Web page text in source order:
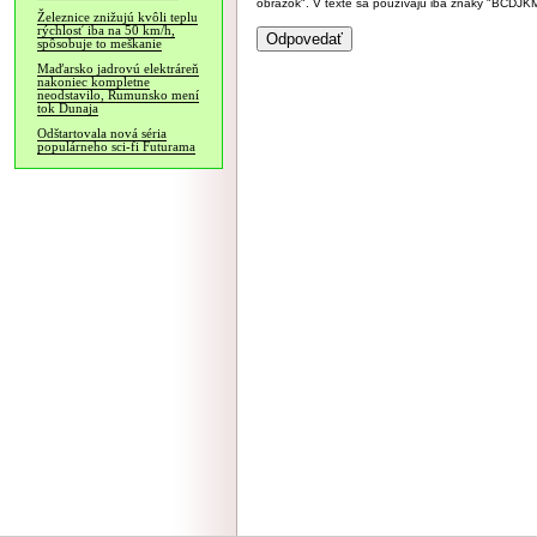
Železnice znižujú kvôli teplu
rýchlosť iba na 50 km/h,
spôsobuje to meškanie
Maďarsko jadrovú elektráreň
nakoniec kompletne
neodstavilo, Rumunsko mení
tok Dunaja
Odštartovala nová séria
populárneho sci-fi Futurama
obrázok". V texte sa používajú iba znaky